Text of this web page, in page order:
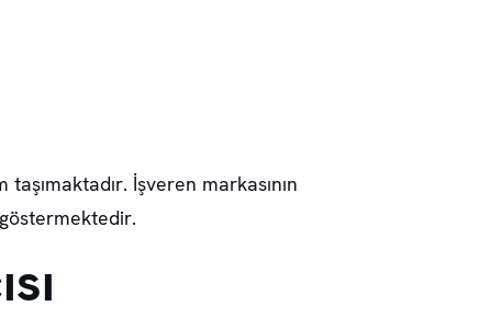
taşımaktadır. İşveren markasının